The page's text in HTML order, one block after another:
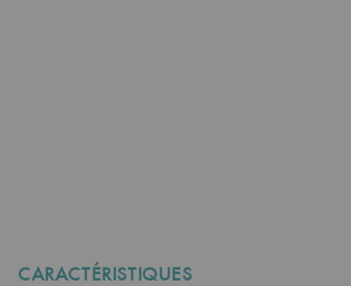
CARACTÉRISTIQUES